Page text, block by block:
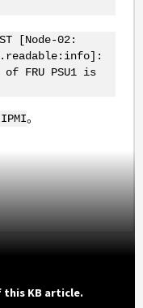
[Node-02:
FRU PSU1 is
。
KB article.